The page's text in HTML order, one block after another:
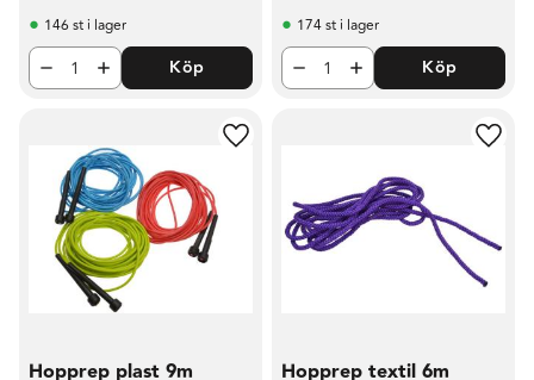
146 st i lager
Köp
174 st i lager
Köp
Hopprep plast 9m
Lägg till i favoriter
Hopprep textil 6m